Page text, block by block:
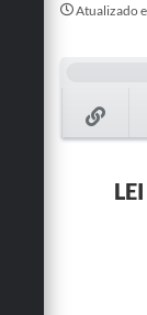
Ouvidoria
Legislação
Atualizado